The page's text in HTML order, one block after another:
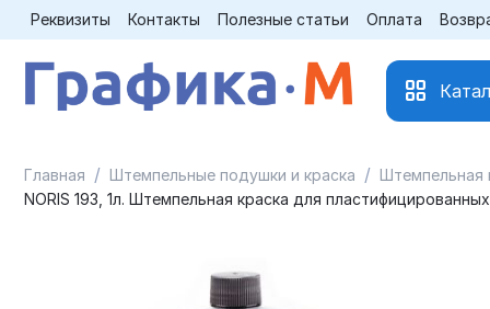
Реквизиты Контакты Полезные статьи Оплата
Главная / Штемпельные подушки и краска / Штемпельная
NORIS 193, 1л. Штемпельная краска для